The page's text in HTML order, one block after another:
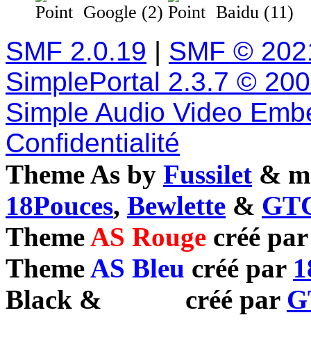
Google (2) Baidu (11)
SMF 2.0.19 | SMF ©
SimplePortal 2.3.7 ©
Simple Audio Video
Confidentialité
Theme As by Fussilet &
18Pouces, Bewlette &
ThemeAS Rouge créé
ThemeAS Bleu créé par
Black & créé par